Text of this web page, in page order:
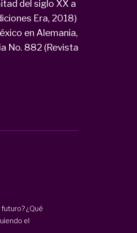
del siglo XX a
Era, 2018)
en Alemania,
No. 882 (Revista
¿Qué
el